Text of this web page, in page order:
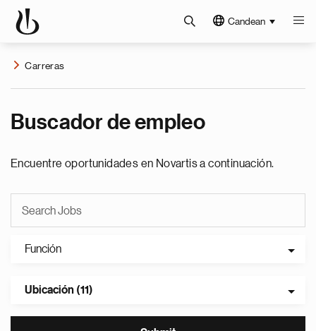
Candean
Carreras
Buscador de empleo
Encuentre oportunidades en Novartis a continuación.
Función
Ubicación (11)